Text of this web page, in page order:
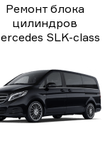
Ремонт блока
цилиндров
SLK-class